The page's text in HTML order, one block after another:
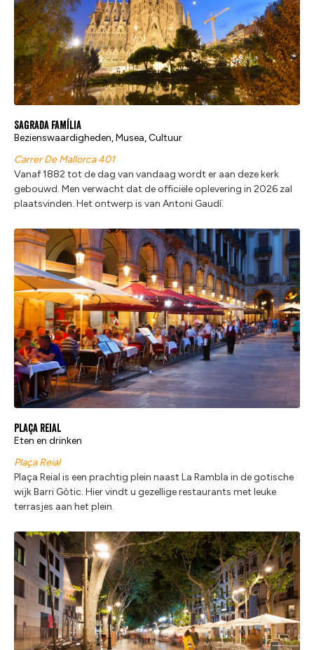
Sagrada Família
Bezienswaardigheden, Musea, Cultuur
Carrer De Mallorca 401
Vanaf 1882 tot de dag van vandaag wordt er aan deze kerk
gebouwd. Men verwacht dat de officiële oplevering in 2026 zal
plaatsvinden. Het ontwerp is van Antoni Gaudí.
Plaça Reial
Eten en drinken
Plaça Reial
Plaça Reial is een prachtig plein naast La Rambla in de gotische
wijk Barri Gòtic. Hier vindt u gezellige restaurants met leuke
terrasjes aan het plein.